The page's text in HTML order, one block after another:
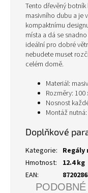
Tento dřevěný
masivního dubu a je
kompaktnímu
místa a dá se
ideální pro dobré
nebudete muset
celém domě.
Materiál:
Rozměry: 100
Nosnost
Montáž
Doplňkové
Kategorie:
Hmotnost:
12.4 kg
EAN: